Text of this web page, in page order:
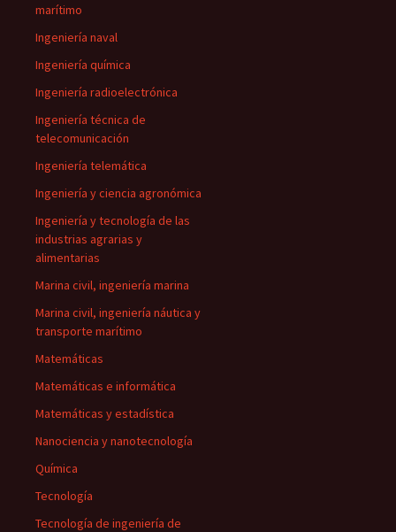
marítimo
Ingeniería naval
Ingeniería química
Ingeniería radioelectrónica
Ingeniería técnica de
telecomunicación
Ingeniería telemática
Ingeniería y ciencia agronómica
Ingeniería y tecnología de las
industrias agrarias y
alimentarias
Marina civil, ingeniería marina
Marina civil, ingeniería náutica y
transporte marítimo
Matemáticas
Matemáticas e informática
Matemáticas y estadística
Nanociencia y nanotecnología
Química
Tecnología
Tecnología de ingeniería de